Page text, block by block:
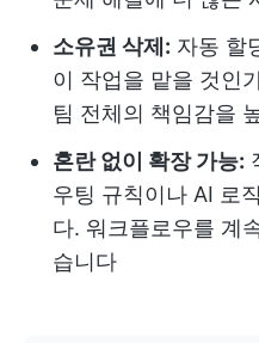
소유권 삭제: 자동 할
이 작업을 맡을 것인
팀 전체의 책임감을
혼란 없이 확장 가능:
우팅 규칙이나 AI 로
다. 워크플로우를 계
습니다